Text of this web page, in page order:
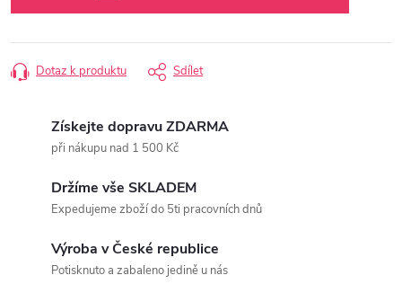
Dotaz k produktu Sdílet
Získejte dopravu ZDARMA
při nákupu nad 1 500 Kč
Držíme vše SKLADEM
Expedujeme zboží do 5ti pracovních dnů
Výroba v České republice
Potisknuto a zabaleno jedině u nás